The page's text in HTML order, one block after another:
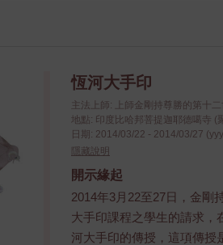
恆河大手印
主法上師: 上師金剛持尊勝的第十
地點: 印度比哈邦菩提迦耶德噶寺 (
日期: 2014/03/22 - 2014/03/27
隱藏說明
開示緣起
2014年3月22至27日，金剛
大手印課程之學生的請求，
河大手印的傳授，這項傳授